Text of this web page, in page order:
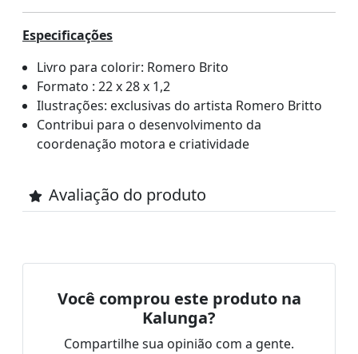
Especificações
Livro para colorir: Romero Brito
Formato : 22 x 28 x 1,2
Ilustrações: exclusivas do artista Romero Britto
Contribui para o desenvolvimento da
coordenação motora e criatividade
Avaliação do produto
Você comprou este produto na
Kalunga?
Compartilhe sua opinião com a gente.